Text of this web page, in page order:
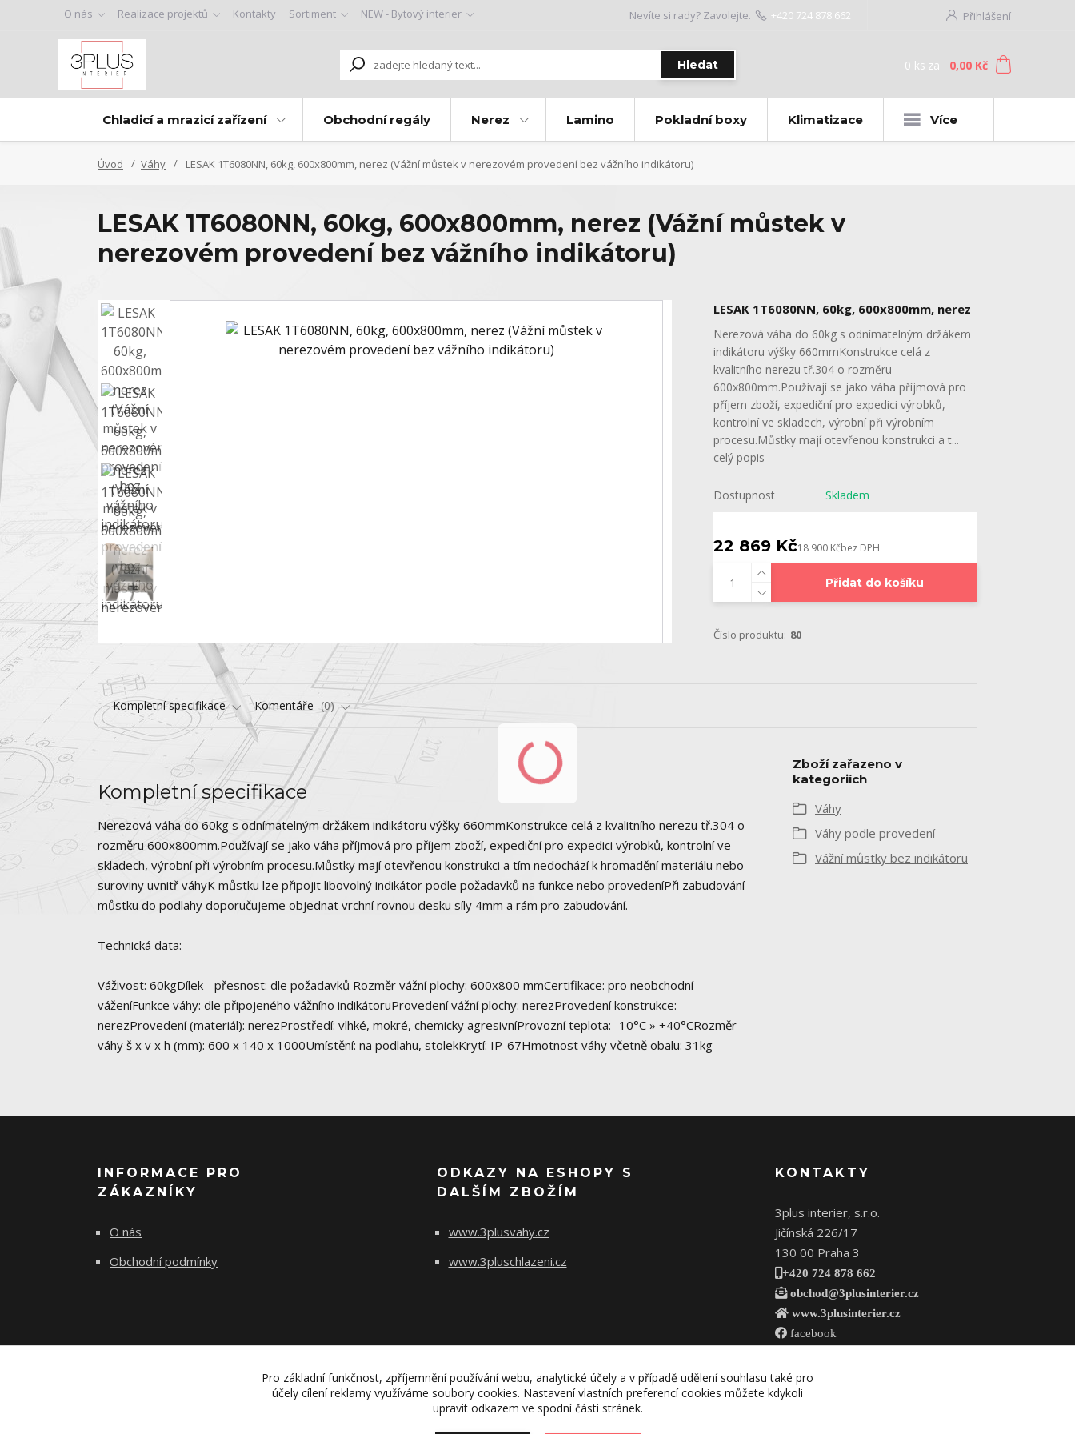
O nás Realizace projektů Kontakty Sortiment NEW - Bytový interier Přihlášení
Hledat
Nevíte si rady? Zavolejte. +420 724 878 662
0 ks za 0,00 Kč
Chladicí a mrazicí zařízení Obchodní regály Nerez Lamino Pokladní boxy Klimatizace Více
Úvod Váhy LESAK 1T6080NN, 60kg, 600x800mm, nerez (Vážní můstek v nerezovém provedení bez vážního indikátoru)
LESAK 1T6080NN, 60kg, 600x800mm, nerez (Vážní můstek v
nerezovém provedení bez vážního indikátoru)
LESAK 1T6080NN, 60kg, 600x800mm, nerez
Nerezová váha do 60kg s odnímatelným držákem
indikátoru výšky 660mmKonstrukce celá z
kvalitního nerezu tř.304 o rozměru
600x800mm.Používají se jako váha příjmová pro
příjem zboží, expediční pro expedici výrobků,
kontrolní ve skladech, výrobní při výrobním
procesu.Můstky mají otevřenou konstrukci a t...
celý popis
Dostupnost Skladem
22 869 Kč18 900 Kčbez DPH
Přidat do košíku
Číslo produktu: 80
Kompletní specifikace Komentáře 0
Kompletní specifikace
Nerezová váha do 60kg s odnímatelným držákem indikátoru výšky 660mmKonstrukce celá z kvalitního nerezu tř.304 o
rozměru 600x800mm.Používají se jako váha příjmová pro příjem zboží, expediční pro expedici výrobků, kontrolní ve
skladech, výrobní při výrobním procesu.Můstky mají otevřenou konstrukci a tím nedochází k hromadění materiálu nebo
suroviny uvnitř váhyK můstku lze připojit libovolný indikátor podle požadavků na funkce nebo provedeníPři zabudování
můstku do podlahy doporučujeme objednat vrchní rovnou desku síly 4mm a rám pro zabudování.
Technická data:
Váživost: 60kgDílek - přesnost: dle požadavků Rozměr vážní plochy: 600x800 mmCertifikace: pro neobchodní
váženíFunkce váhy: dle připojeného vážního indikátoruProvedení vážní plochy: nerezProvedení konstrukce:
nerezProvedení (materiál): nerezProstředí: vlhké, mokré, chemicky agresivníProvozní teplota: -10°C » +40°CRozměr
váhy š x v x h (mm): 600 x 140 x 1000Umístění: na podlahu, stolekKrytí: IP-67Hmotnost váhy včetně obalu: 31kg
Zboží zařazeno v
kategoriích
Váhy
Váhy podle provedení
Vážní můstky bez indikátoru
INFORMACE PRO
ZÁKAZNÍKY
O nás
Obchodní podmínky
ODKAZY NA ESHOPY S
DALŠÍM ZBOŽÍM
www.3plusvahy.cz
www.3pluschlazeni.cz
KONTAKTY
3plus interier, s.r.o.
Jičínská 226/17
130 00 Praha 3
+420 724 878 662
obchod@3plusinterier.cz
www.3plusinterier.cz
facebook
Pro základní funkčnost, zpříjemnění používání webu, analytické účely a v případě udělení souhlasu také pro
účely cílení reklamy využíváme soubory cookies. Nastavení vlastních preferencí cookies můžete kdykoli
upravit odkazem ve spodní části stránek.